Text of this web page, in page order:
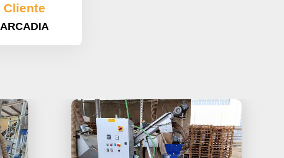
Cliente
ARCADIA